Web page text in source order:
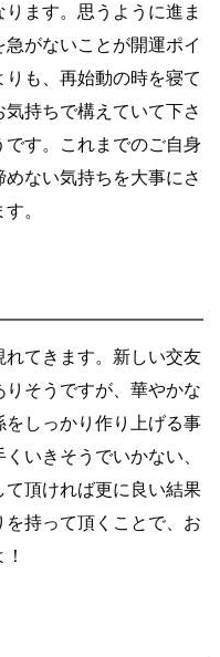
ます。思うように進ま
がないことが開運ポイ
も、再始動の時を寝て
持ちで構えていて下さ
す。これまでのご自身
ない気持ちを大事にさ
。
れてきます。新しい交友
そうですが、華やかな
しっかり作り上げる事
いきそうでいかない、
て頂ければ更に良い結果
持って頂くことで、お